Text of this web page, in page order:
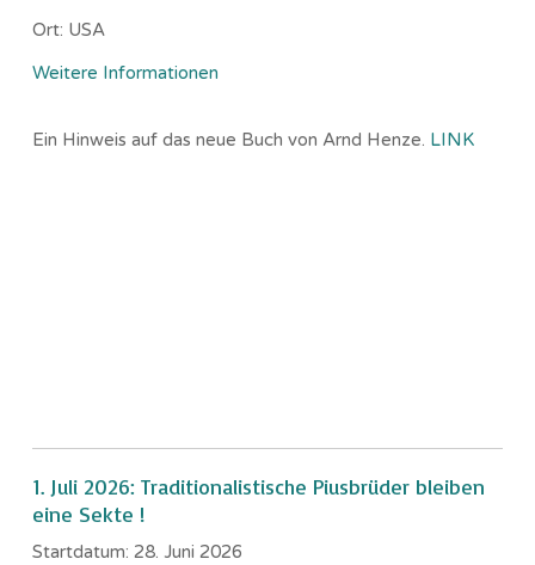
Ort: USA
Weitere Informationen
Ein Hinweis auf das neue Buch von Arnd Henze. LINK
1. Juli 2026: Traditionalistische Piusbrüder bleiben
eine Sekte !
Startdatum: 28. Juni 2026